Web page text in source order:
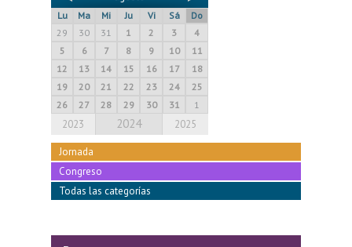
Lu Ma Mi Ju Vi Sá
Do
29
30 31 1 2 3
4
5
6 7 8 9 10
11
12
13 14 15 16 17
18
19
20 21 22 23 24
25
26
27 28 29 30 31 1
2023 2024 2025
Jornada
Congreso
Todas las categorías